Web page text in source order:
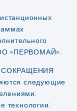
«ПЕРВОМАЙ».
следующие
технологии: